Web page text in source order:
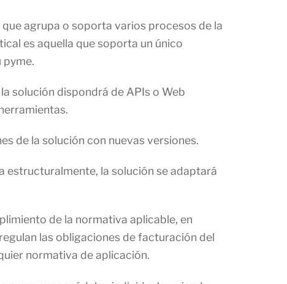
agrupa o soporta varios procesos de la
es aquella que soporta un único
pyme.
la solución dispondrá de APIs o Web
de la solución con nuevas versiones.
estructuralmente, la solución se adaptará
de la normativa aplicable, en
las obligaciones de facturación del
normativa de aplicación.